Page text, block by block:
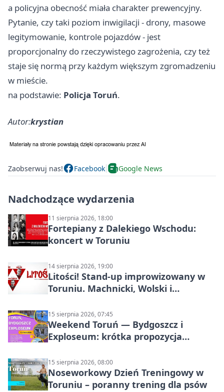
a policyjna obecność miała charakter prewencyjny.
Pytanie, czy taki poziom inwigilacji - drony, masowe
legitymowanie, kontrole pojazdów - jest
proporcjonalny do rzeczywistego zagrożenia, czy też
staje się normą przy każdym większym zgromadzeniu
w mieście.
na podstawie: Policja Toruń.
Autor:krystian
Zaobserwuj nas! Facebook Google News
Nadchodzące wydarzenia
11 sierpnia 2026, 18:00
Fortepiany z Dalekiego Wschodu:
koncert w Toruniu
14 sierpnia 2026, 19:00
Litości! Stand-up improwizowany w
Toruniu. Machnicki, Wolski i
15 sierpnia 2026, 07:45
Weekend Toruń — Bydgoszcz i
Exploseum: krótka propozycja
15 sierpnia 2026, 08:00
Noseworkowy Dzień Treningowy w
Toruniu – poranny trening dla psów